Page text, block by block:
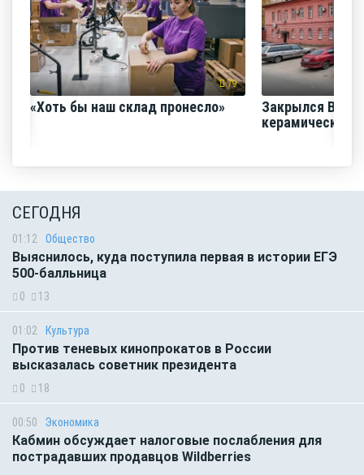
79
«Хоть бы наш склад пронесло»
Закрылся
керамический
СЕГОДНЯ
01:12 Общество
Выяснилось, куда поступила первая в истории ЕГЭ
500-балльница
0 13
01:02 Культура
Против теневых кинопрокатов в России
высказалась советник президента
0 18
00:50 Экономика
Кабмин обсуждает налоговые послабления для
пострадавших продавцов Wildberries